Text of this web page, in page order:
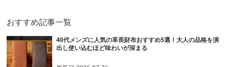
おすすめ記事一覧
40代メンズに人気の革長財布おすすめ5選！大人の品格を演
出し使い込むほど味わいが深まる